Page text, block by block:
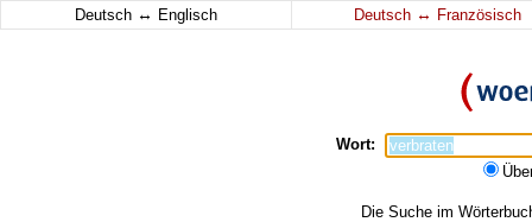
Deutsch ↔ Englisch Deutsch ↔ Französisch
Wort:
Die Suche im